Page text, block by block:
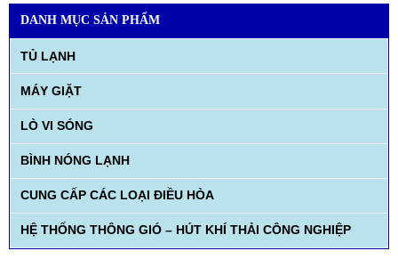
DANH MỤC SẢN PHẨM
TỦ LẠNH
MÁY GIẶT
LÒ VI SÓNG
BÌNH NÓNG LẠNH
CUNG CẤP CÁC LOẠI ĐIỀU HÒA
HỆ THỐNG THÔNG GIÓ – HÚT KHÍ THẢI CÔNG NGHIỆP